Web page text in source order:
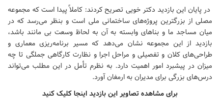
در پایان این بازدید دکتر خویی تصریح کردند: کاملاً پیدا است که مجموعه
مصلی از بزرگترین پروژه‌های ساختمانی ملی است و بنظر می‌رسد که در
میان مساجد ما و بناهای وابسته به آن به لحاظ وسعت بی مانند باشد،
بازدید از این مجموعه نشان می‌دهد که مسیر برنامه‌ریزی معماری و
طراحی‌های کلان و تفصیلی و مراحل اجرا و نظارت کارگاهی جملگی تا چه
میزان در پیشبرد امور اهمیت دارد. به نظرم تأمل در این مطلب می‌تواند
درس‌های بزرگی برای مدیران به ارمغان آورد.
برای مشاهده تصاویر این بازدید اینجا کلیک کنید